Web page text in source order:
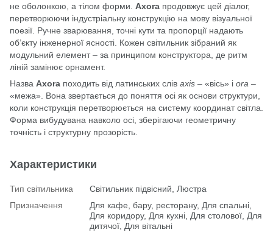
не оболонкою, а тілом форми. Axora продовжує цей діалог,
перетворюючи індустріальну конструкцію на мову візуальної
поезії. Ручне зварювання, точні кути та пропорції надають
об’єкту інженерної ясності. Кожен світильник зібраний як
модульний елемент – за принципом конструктора, де ритм
ліній замінює орнамент.
Назва Axora походить від латинських слів axis – «вісь» і ora –
«межа». Вона звертається до поняття осі як основи структури,
коли конструкція перетворюється на систему координат світла.
Форма вибудувана навколо осі, зберігаючи геометричну
точність і структурну прозорість.
Характеристики
Тип світильника
Світильник підвісний, Люстра
Призначення
Для кафе, бару, ресторану, Для спальні,
Для коридору, Для кухні, Для столової, Для
дитячої, Для вітальні